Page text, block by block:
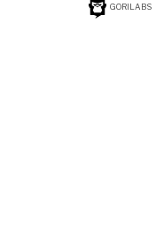
GORILABS